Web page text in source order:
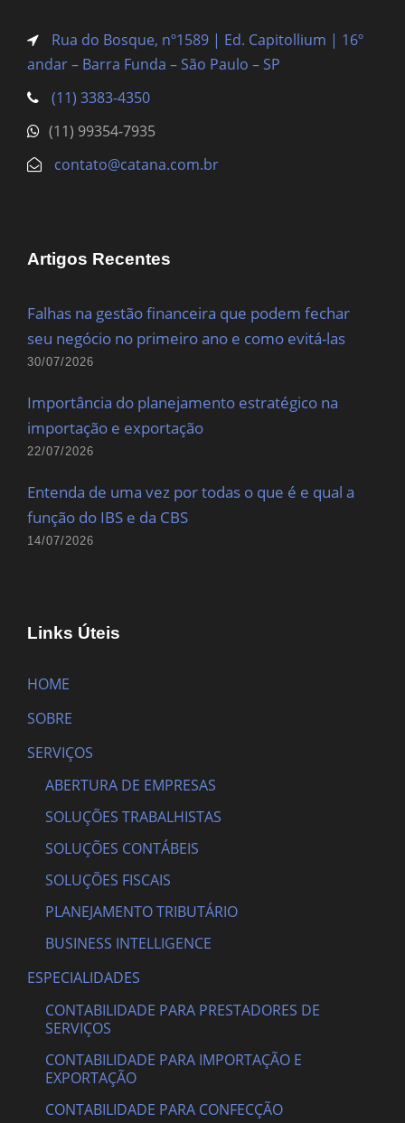
Rua do Bosque, nº1589 | Ed. Capitollium | 16º
andar – Barra Funda – São Paulo – SP
(11) 3383-4350
(11) 99354-7935
contato@catana.com.br
Artigos Recentes
Falhas na gestão financeira que podem fechar
seu negócio no primeiro ano e como evitá-las
30/07/2026
Importância do planejamento estratégico na
importação e exportação
22/07/2026
Entenda de uma vez por todas o que é e qual a
função do IBS e da CBS
14/07/2026
Links Úteis
HOME
SOBRE
SERVIÇOS
ABERTURA DE EMPRESAS
SOLUÇÕES TRABALHISTAS
SOLUÇÕES CONTÁBEIS
SOLUÇÕES FISCAIS
PLANEJAMENTO TRIBUTÁRIO
BUSINESS INTELLIGENCE
ESPECIALIDADES
CONTABILIDADE PARA PRESTADORES DE
SERVIÇOS
CONTABILIDADE PARA IMPORTAÇÃO E
EXPORTAÇÃO
CONTABILIDADE PARA CONFECÇÃO